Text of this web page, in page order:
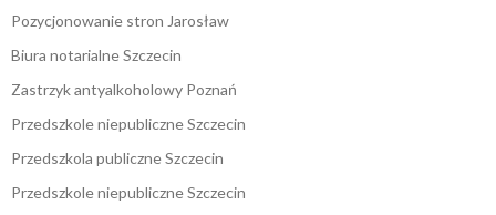
Pozycjonowanie stron Jarosław
Biura notarialne Szczecin
Zastrzyk antyalkoholowy Poznań
Przedszkole niepubliczne Szczecin
Przedszkola publiczne Szczecin
Przedszkole niepubliczne Szczecin